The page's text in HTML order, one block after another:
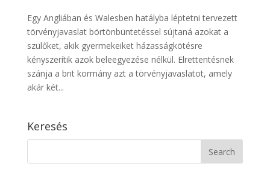
Egy Angliában és Walesben hatályba léptetni tervezett
törvényjavaslat börtönbüntetéssel sújtaná azokat a
szülőket, akik gyermekeiket házasságkötésre
kényszerítik azok beleegyezése nélkül. Elrettentésnek
szánja a brit kormány azt a törvényjavaslatot, amely
akár két...
Keresés